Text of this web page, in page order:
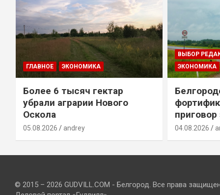
ГЛАВНОЕ ЭКОНОМИКА
Более 6 тысяч гектар
убрали аграрии Нового
Оскола
05.08.2026 andrey
ВЫБОР
ЭКОНОМИКА
04.08.2026
© 2015 – 2026 GUDVILL.COM - Белгород. Все права